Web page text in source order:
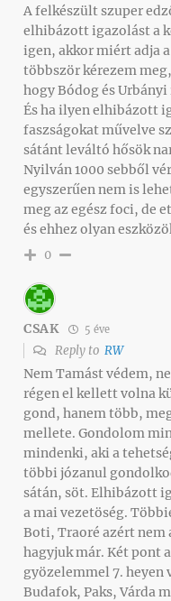
A felkészült szuper
elhibázott igazolást a
igen, akkor miért adja
többször kérezem
hogy Bódog és
És ha ilyen elhibázott
faszságokat művelve
sátánt leváltó hősök
Nyilván 1000 sebből
egyszerűen nem is
meg az egész foci, de
és ehhez olyan
0
CSAK 5 éve
Reply to RW
Nem Tamást védem,
régen el kellett volna
gond, hanem több,
mellete. Gondolom
mindenki, aki a
többi józanul
sátán, söt. Elhibázott
a mai vezetöség.
Boti, Traoré azért nem
hagyjuk már. Két pont
gyözelemmel 7. heyen
Budafok, Paks, Várda